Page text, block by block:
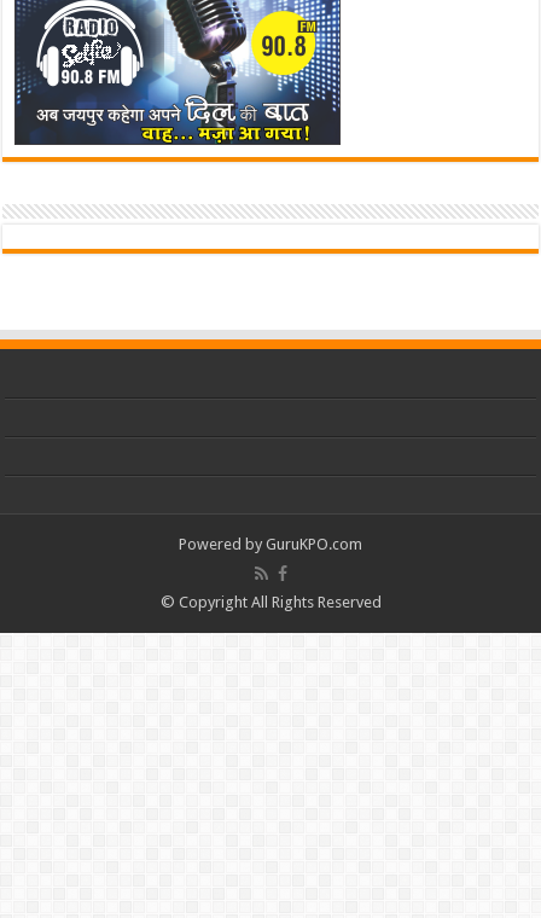
Powered by GuruKPO.com
© Copyright All Rights Reserved